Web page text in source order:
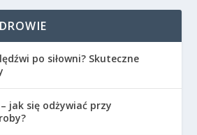
po siłowni? Skuteczne
jak się odżywiać przy